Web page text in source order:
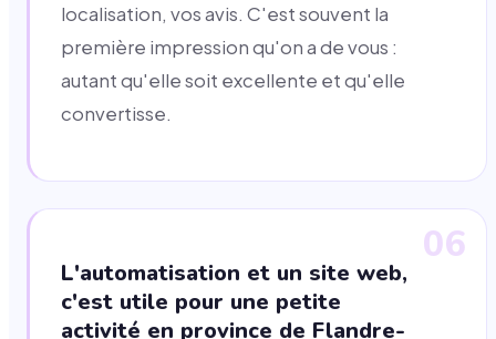
localisation, vos avis. C'est souvent la
première impression qu'on a de vous :
autant qu'elle soit excellente et qu'elle
convertisse.
06
L'automatisation et un site web,
c'est utile pour une petite
activité en province de Flandre-